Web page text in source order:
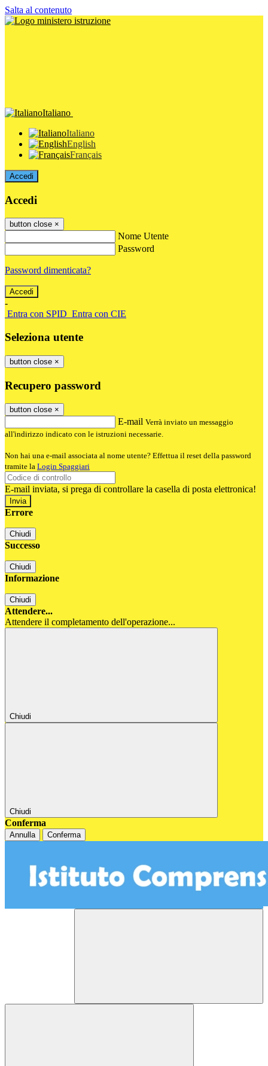
Salta al contenuto
Italiano
Italiano
English
Français
Accedi
Accedi
button close ×
Nome Utente
Password
Password dimenticata?
-
Entra con SPID Entra con CIE
Seleziona utente
button close ×
Recupero password
button close ×
E-mail Verrà inviato un messaggio
all'indirizzo indicato con le istruzioni necessarie.
Non hai una e-mail associata al nome utente? Effettua il reset della password
tramite la Login Spaggiari
E-mail inviata, si prega di controllare la casella di posta elettronica!
Errore
Chiudi
Successo
Chiudi
Informazione
Chiudi
Attendere...
Attendere il completamento dell'operazione...
Chiudi
Chiudi
Conferma
Annulla Conferma